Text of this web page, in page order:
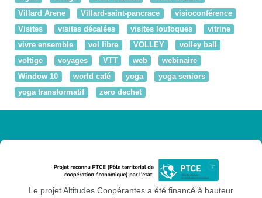
Villard Arene
Villard-saint-pancrace
visioconférence
Visites
visites décalées visites loufoques
vitrine
vivre ensemble
vol libre VOLLEY
volley ball
voltige
voyages VTT web
webinaire
Window 10
world café yoga
yoga seniors
yoga transformatif
zero dechet
Le projet Altitudes Coopérantes a été financé à hauteur